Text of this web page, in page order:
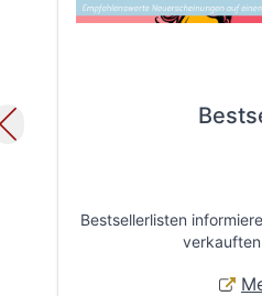
Bestsellerlisten